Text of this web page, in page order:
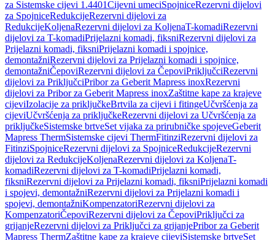
za Sistemske cijevi 1.4401Cijevni umeciSpojniceRezervni dijelovi
za SpojniceRedukcijeRezervni dijelovi za
RedukcijeKoljenaRezervni dijelovi za KoljenaT-komadiRezervni
dijelovi za T-komadiPrijelazni komadi, fiksniRezervni dijelovi za
Prijelazni komadi, fiksniPrijelazni komadi i spojnice,
demontažniRezervni dijelovi za Prijelazni komadi i spojnice,
demontažniČepoviRezervni dijelovi za ČepoviPriključciRezervni
dijelovi za PriključciPribor za Geberit Mapress inoxRezervni
dijelovi za Pribor za Geberit Mapress inoxZaštitne kape za krajeve
cijeviIzolacije za priključkeBrtvila za cijevi i fitingeUčvršćenja za
cijeviUčvršćenja za priključkeRezervni dijelovi za Učvršćenja za
priključkeSistemske brtveSet vijaka za prirubničke spojeveGeberit
Mapress ThermSistemske cijevi ThermFitinziRezervni dijelovi za
FitinziSpojniceRezervni dijelovi za SpojniceRedukcijeRezervni
dijelovi za RedukcijeKoljenaRezervni dijelovi za KoljenaT-
komadiRezervni dijelovi za T-komadiPrijelazni komadi,
fiksniRezervni dijelovi za Prijelazni komadi, fiksniPrijelazni komadi
i spojevi, demontažniRezervni dijelovi za Prijelazni komadi i
spojevi, demontažniKompenzatoriRezervni dijelovi za
KompenzatoriČepoviRezervni dijelovi za ČepoviPriključci za
grijanjeRezervni dijelovi za Priključci za grijanjePribor za Geberit
Mapress ThermZaštitne kape za krajeve cijeviSistemske brtveSet